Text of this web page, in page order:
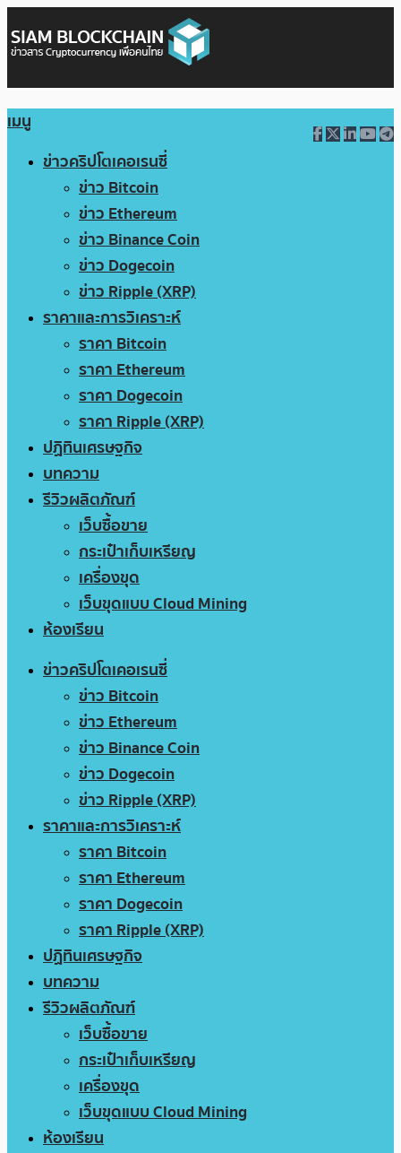
เมนู
ข่าวคริปโตเคอเรนซี่
ข่าว Bitcoin
ข่าว Ethereum
ข่าว Binance Coin
ข่าว Dogecoin
ข่าว Ripple (XRP)
ราคาและการวิเคราะห์
ราคา Bitcoin
ราคา Ethereum
ราคา Dogecoin
ราคา Ripple (XRP)
ปฏิทินเศรษฐกิจ
บทความ
รีวิวผลิตภัณฑ์
เว็บซื้อขาย
กระเป๋าเก็บเหรียญ
เครื่องขุด
เว็บขุดแบบ Cloud Mining
ห้องเรียน
ข่าวคริปโตเคอเรนซี่
ข่าว Bitcoin
ข่าว Ethereum
ข่าว Binance Coin
ข่าว Dogecoin
ข่าว Ripple (XRP)
ราคาและการวิเคราะห์
ราคา Bitcoin
ราคา Ethereum
ราคา Dogecoin
ราคา Ripple (XRP)
ปฏิทินเศรษฐกิจ
บทความ
รีวิวผลิตภัณฑ์
เว็บซื้อขาย
กระเป๋าเก็บเหรียญ
เครื่องขุด
เว็บขุดแบบ Cloud Mining
ห้องเรียน